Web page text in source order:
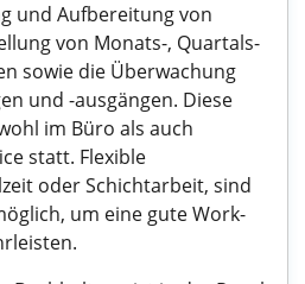
und Aufbereitung von
von Monats-, Quartals-
sowie die Überwachung
und -ausgängen. Diese
im Büro als auch
statt. Flexible
oder Schichtarbeit, sind
um eine gute Work-